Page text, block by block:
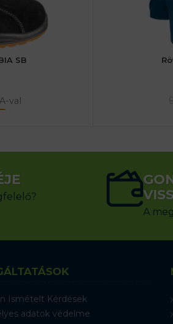
SB
val
A
Ismételt Kérdések
adatok védelme